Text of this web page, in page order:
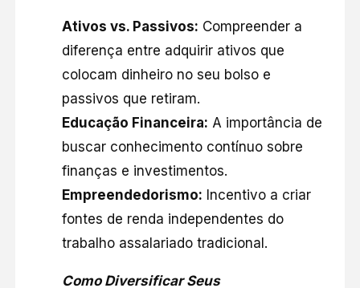
Ativos vs. Passivos: Compreender a
diferença entre adquirir ativos que
colocam dinheiro no seu bolso e
passivos que retiram.​
Educação Financeira: A importância de
buscar conhecimento contínuo sobre
finanças e investimentos.​
Empreendedorismo: Incentivo a criar
fontes de renda independentes do
trabalho assalariado tradicional.​
Como Diversificar Seus